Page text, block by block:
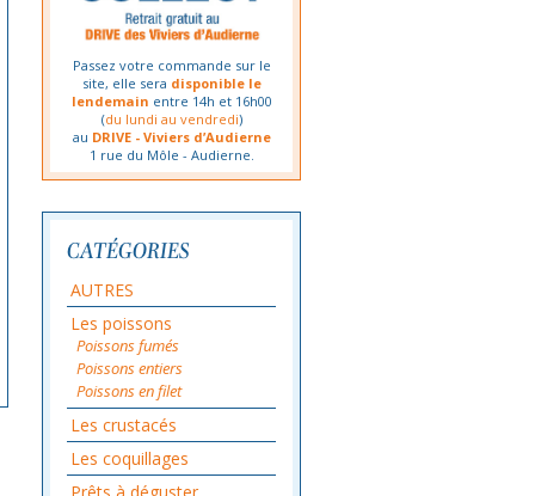
Passez votre commande sur le
site, elle sera disponible le
lendemain entre 14h et 16h00
(du lundi au vendredi)
au DRIVE - Viviers d’Audierne
1 rue du Môle - Audierne.
CATÉGORIES
AUTRES
Les poissons
Poissons fumés
Poissons entiers
Poissons en filet
Les crustacés
Les coquillages